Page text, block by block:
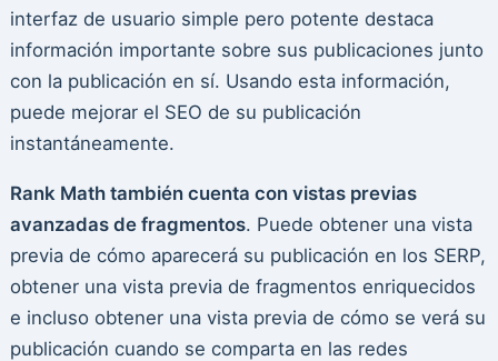
interfaz de usuario simple pero potente destaca
información importante sobre sus publicaciones junto
con la publicación en sí. Usando esta información,
puede mejorar el SEO de su publicación
instantáneamente.
Rank Math también cuenta con vistas previas
avanzadas de fragmentos. Puede obtener una vista
previa de cómo aparecerá su publicación en los SERP,
obtener una vista previa de fragmentos enriquecidos
e incluso obtener una vista previa de cómo se verá su
publicación cuando se comparta en las redes